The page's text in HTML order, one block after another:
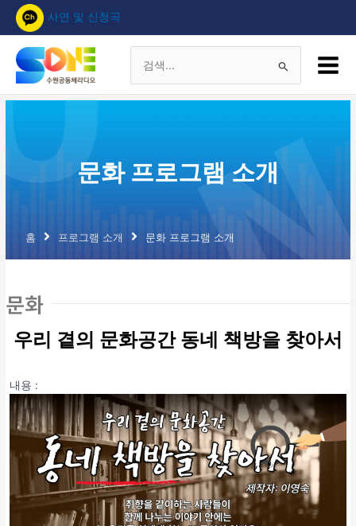
너
사연 및 신청곡
상
Menu
문화 프로그램 소개
홈 프로그램 소개 문화 프로그램 소개
문화
우리 곁의 문화공간 동네 책방을 찾아서
내용 :